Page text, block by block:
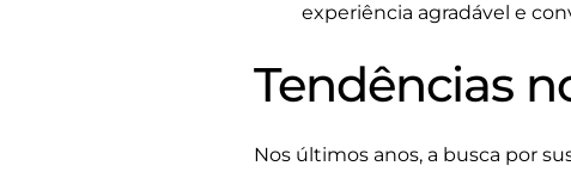
experiência agradável e
Tendências
Nos últimos anos, a busca por